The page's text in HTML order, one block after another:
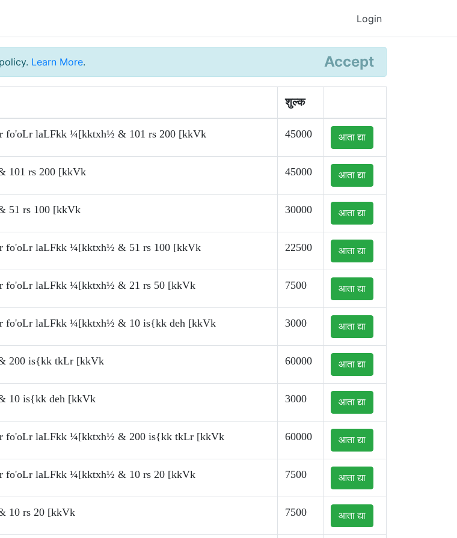
Login
Learn More. Accept
शुल्क
fo'oLr laLFkk ¼[kktxh½ & 101 rs 200 [kkVk 45000 आता द्या
101 rs 200 [kkVk 45000 आता द्या
51 rs 100 [kkVk 30000 आता द्या
fo'oLr laLFkk ¼[kktxh½ & 51 rs 100 [kkVk 22500 आता द्या
fo'oLr laLFkk ¼[kktxh½ & 21 rs 50 [kkVk 7500 आता द्या
fo'oLr laLFkk ¼[kktxh½ & 10 is{kk deh [kkVk 3000 आता द्या
200 is{kk tkLr [kkVk 60000 आता द्या
10 is{kk deh [kkVk 3000 आता द्या
fo'oLr laLFkk ¼[kktxh½ & 200 is{kk tkLr [kkVk 60000 आता द्या
fo'oLr laLFkk ¼[kktxh½ & 10 rs 20 [kkVk 7500 आता द्या
10 rs 20 [kkVk 7500 आता द्या